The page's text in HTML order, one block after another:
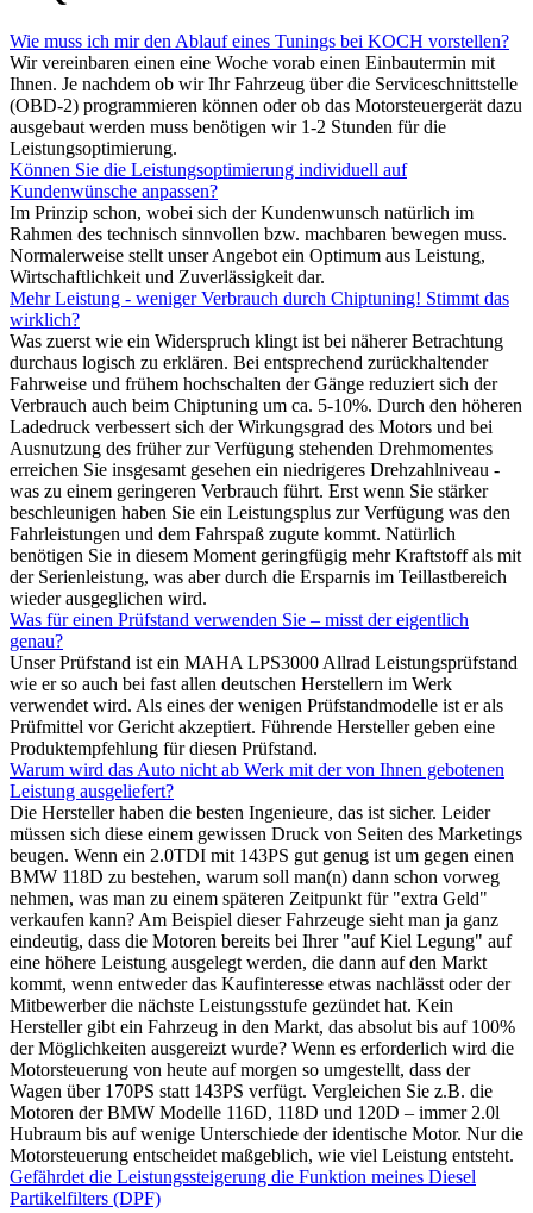
Wie muss ich mir den Ablauf eines Tunings bei KOCH vorstellen?
Wir vereinbaren einen eine Woche vorab einen Einbautermin mit
Ihnen. Je nachdem ob wir Ihr Fahrzeug über die Serviceschnittstelle
(OBD-2) programmieren können oder ob das Motorsteuergerät dazu
ausgebaut werden muss benötigen wir 1-2 Stunden für die
Leistungsoptimierung.
Können Sie die Leistungsoptimierung individuell auf
Kundenwünsche anpassen?
Im Prinzip schon, wobei sich der Kundenwunsch natürlich im
Rahmen des technisch sinnvollen bzw. machbaren bewegen muss.
Normalerweise stellt unser Angebot ein Optimum aus Leistung,
Wirtschaftlichkeit und Zuverlässigkeit dar.
Mehr Leistung - weniger Verbrauch durch Chiptuning! Stimmt das
wirklich?
Was zuerst wie ein Widerspruch klingt ist bei näherer Betrachtung
durchaus logisch zu erklären. Bei entsprechend zurückhaltender
Fahrweise und frühem hochschalten der Gänge reduziert sich der
Verbrauch auch beim Chiptuning um ca. 5-10%. Durch den höheren
Ladedruck verbessert sich der Wirkungsgrad des Motors und bei
Ausnutzung des früher zur Verfügung stehenden Drehmomentes
erreichen Sie insgesamt gesehen ein niedrigeres Drehzahlniveau -
was zu einem geringeren Verbrauch führt. Erst wenn Sie stärker
beschleunigen haben Sie ein Leistungsplus zur Verfügung was den
Fahrleistungen und dem Fahrspaß zugute kommt. Natürlich
benötigen Sie in diesem Moment geringfügig mehr Kraftstoff als mit
der Serienleistung, was aber durch die Ersparnis im Teillastbereich
wieder ausgeglichen wird.
Was für einen Prüfstand verwenden Sie – misst der eigentlich
genau?
Unser Prüfstand ist ein MAHA LPS3000 Allrad Leistungsprüfstand
wie er so auch bei fast allen deutschen Herstellern im Werk
verwendet wird. Als eines der wenigen Prüfstandmodelle ist er als
Prüfmittel vor Gericht akzeptiert. Führende Hersteller geben eine
Produktempfehlung für diesen Prüfstand.
Warum wird das Auto nicht ab Werk mit der von Ihnen gebotenen
Leistung ausgeliefert?
Die Hersteller haben die besten Ingenieure, das ist sicher. Leider
müssen sich diese einem gewissen Druck von Seiten des Marketings
beugen. Wenn ein 2.0TDI mit 143PS gut genug ist um gegen einen
BMW 118D zu bestehen, warum soll man(n) dann schon vorweg
nehmen, was man zu einem späteren Zeitpunkt für "extra Geld"
verkaufen kann? Am Beispiel dieser Fahrzeuge sieht man ja ganz
eindeutig, dass die Motoren bereits bei Ihrer "auf Kiel Legung" auf
eine höhere Leistung ausgelegt werden, die dann auf den Markt
kommt, wenn entweder das Kaufinteresse etwas nachlässt oder der
Mitbewerber die nächste Leistungsstufe gezündet hat. Kein
Hersteller gibt ein Fahrzeug in den Markt, das absolut bis auf 100%
der Möglichkeiten ausgereizt wurde? Wenn es erforderlich wird die
Motorsteuerung von heute auf morgen so umgestellt, dass der
Wagen über 170PS statt 143PS verfügt. Vergleichen Sie z.B. die
Motoren der BMW Modelle 116D, 118D und 120D – immer 2.0l
Hubraum bis auf wenige Unterschiede der identische Motor. Nur die
Motorsteuerung entscheidet maßgeblich, wie viel Leistung entsteht.
Gefährdet die Leistungssteigerung die Funktion meines Diesel
Partikelfilters (DPF)